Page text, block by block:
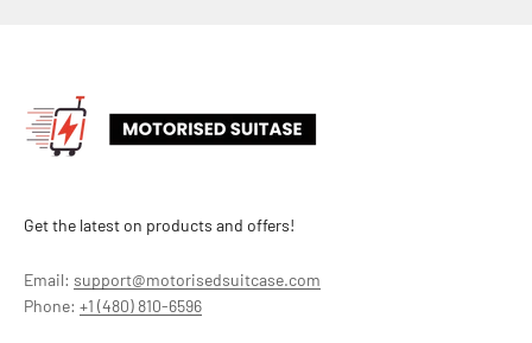
Get the latest on products and offers!
Email: support@motorisedsuitcase.com
Phone: +1 (480) 810-6596